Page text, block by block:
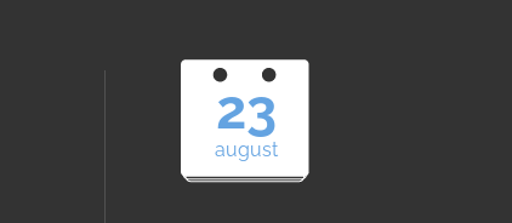
23
august